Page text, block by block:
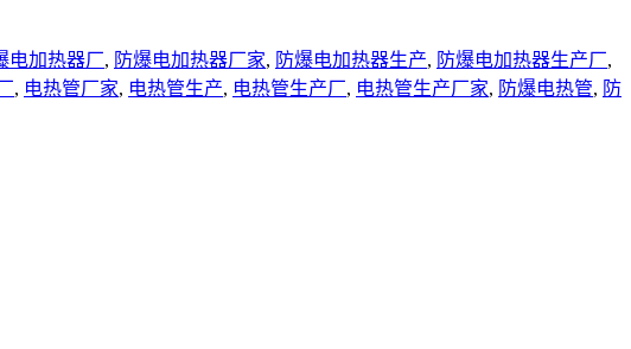
电加热器厂, 防爆电加热器厂家, 防爆电加热器生产, 防爆电加热器生产厂,
, 电热管厂家, 电热管生产, 电热管生产厂, 电热管生产厂家, 防爆电热管, 防